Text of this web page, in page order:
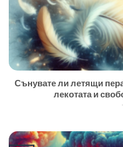
Сънувате ли летящи
лекотата и